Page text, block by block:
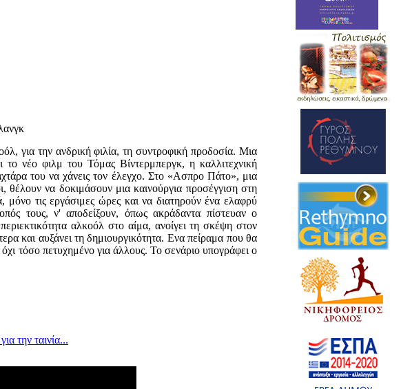
για την ανδρική φιλία, τη συντροφική προδοσία. Μια
το νέο φιλμ του Τόμας Βίντερμπεργκ, η καλλιτεχνική
του να χάνεις τον έλεγχο. Στο «Ασπρο Πάτο», μια
θέλουν να δοκιμάσουν μια καινούργια προσέγγιση στη
τις εργάσιμες ώρες και να διατηρούν ένα ελαφρύ
τους, ν' αποδείξουν, όπως ακράδαντα πίστευαν ο
αλκοόλ στο αίμα, ανοίγει τη σκέψη στον
και αυξάνει τη δημιουργικότητα. Ενα πείραμα που θα
τόσο πετυχημένο για άλλους. Το σενάριο υπογράφει ο
την ταινία...